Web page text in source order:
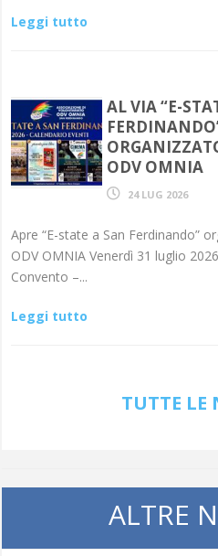
Leggi tutto
AL VIA “E-
ODV OMNIA
24 LUG 2026
Apre “E-state a San Ferdinando”
ODV OMNIA Venerdì 31 luglio
Convento –...
Leggi tutto
TUTTE LE
ALTRE